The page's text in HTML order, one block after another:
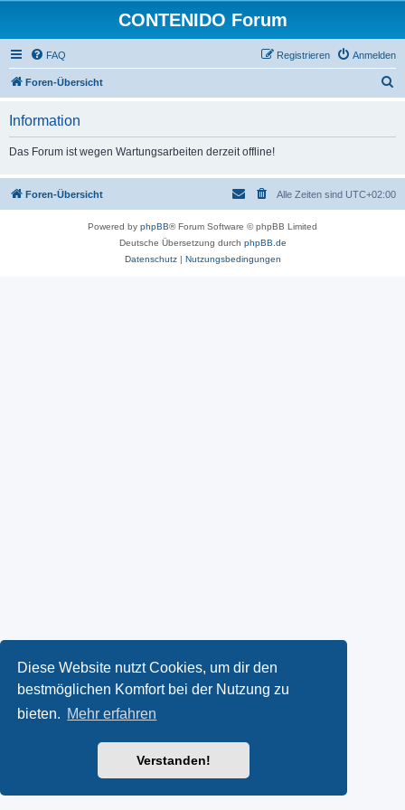
Diese Website nutzt Cookies, um dir den
bestmöglichen Komfort bei der Nutzung zu
bieten. Mehr erfahren
Verstanden!
CONTENIDO Forum
FAQ Anmelden
Registrieren
Foren-Übersicht
Information
Das Forum ist wegen Wartungsarbeiten derzeit offline!
Foren-Übersicht Alle Zeiten sind UTC+02:00
Powered by phpBB® Forum Software © phpBB Limited
Deutsche Übersetzung durch phpBB.de
Datenschutz| Nutzungsbedingungen